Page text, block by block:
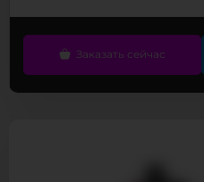
Заказать сейчас